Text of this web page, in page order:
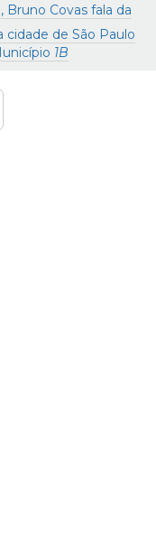
Bruno Covas fala da
cidade de São Paulo
1B